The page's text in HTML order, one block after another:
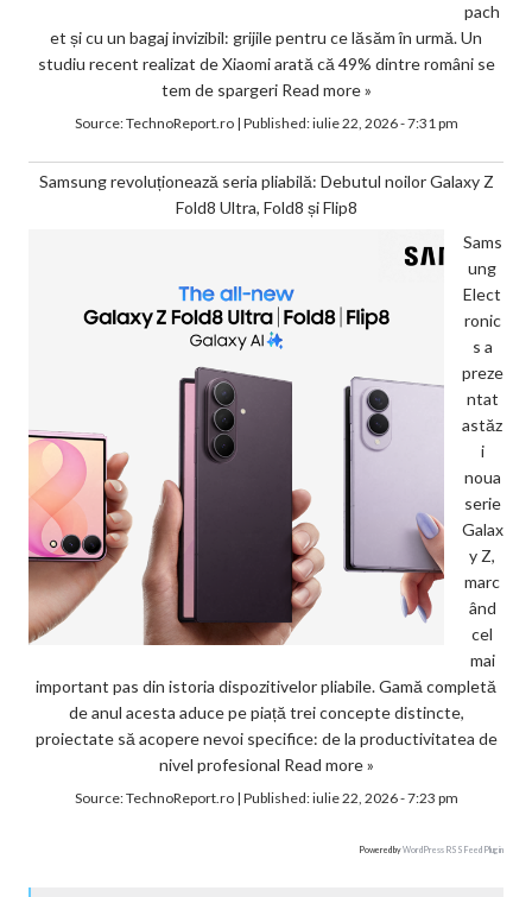
pach
et și cu un bagaj invizibil: grijile pentru ce lăsăm în urmă. Un
studiu recent realizat de Xiaomi arată că 49% dintre români se
tem de spargeri Read more »
Source:TechnoReport.ro| Published:iulie 22, 2026 - 7:31 pm
Samsung revoluționează seria pliabilă: Debutul noilor Galaxy Z
Fold8 Ultra, Fold8 și Flip8
Sams
ung
Elect
ronic
s a
preze
ntat
astăz
i
noua
serie
Galax
y Z,
marc
ând
cel
mai
important pas din istoria dispozitivelor pliabile. Gamă completă
de anul acesta aduce pe piață trei concepte distincte,
proiectate să acopere nevoi specifice: de la productivitatea de
nivel profesional Read more »
Source:TechnoReport.ro| Published:iulie 22, 2026 - 7:23 pm
Powered byWordPress RSS Feed Plugin